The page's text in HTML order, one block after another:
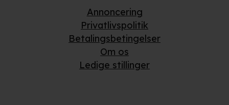
Annoncering
Privatlivspolitik
Betalingsbetingelser
Om os
Ledige stillinger